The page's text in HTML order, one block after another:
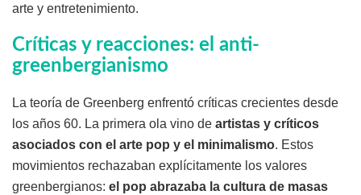
arte y entretenimiento.
Críticas y reacciones: el anti-
greenbergianismo
La teoría de Greenberg enfrentó críticas crecientes desde
los años 60. La primera ola vino de artistas y críticos
asociados con el arte pop y el minimalismo. Estos
movimientos rechazaban explícitamente los valores
greenbergianos: el pop abrazaba la cultura de masas